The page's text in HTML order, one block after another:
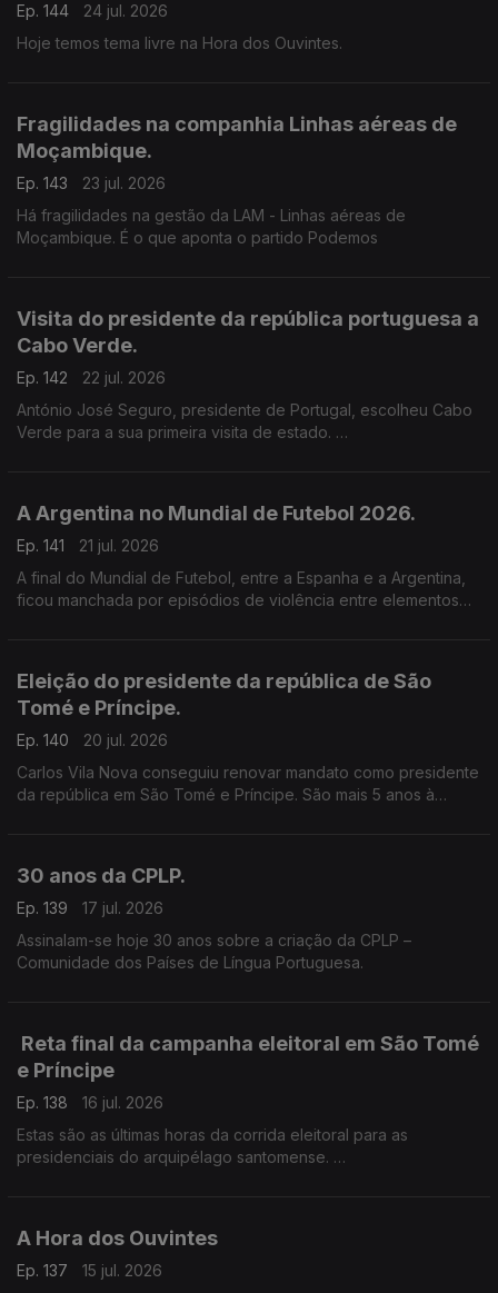
Ep. 144
24 jul. 2026
Hoje temos tema livre na Hora dos Ouvintes.
Fragilidades na companhia Linhas aéreas de
Moçambique.
Ep. 143
23 jul. 2026
Há fragilidades na gestão da LAM - Linhas aéreas de
Moçambique. É o que aponta o partido Podemos
Visita do presidente da república portuguesa a
Cabo Verde.
Ep. 142
22 jul. 2026
António José Seguro, presidente de Portugal, escolheu Cabo
Verde para a sua primeira visita de estado.
A Argentina no Mundial de Futebol 2026.
Ep. 141
21 jul. 2026
A final do Mundial de Futebol, entre a Espanha e a Argentina,
ficou manchada por episódios de violência entre elementos
Eleição do presidente da república de São
Tomé e Príncipe.
Ep. 140
20 jul. 2026
Carlos Vila Nova conseguiu renovar mandato como presidente
da república em São Tomé e Príncipe. São mais 5 anos à
30 anos da CPLP.
Ep. 139
17 jul. 2026
Assinalam-se hoje 30 anos sobre a criação da CPLP –
Comunidade dos Países de Língua Portuguesa.
Reta final da campanha eleitoral em São Tomé
e Príncipe
Ep. 138
16 jul. 2026
Estas são as últimas horas da corrida eleitoral para as
presidenciais do arquipélago santomense.
A Hora dos Ouvintes
Ep. 137 15 jul. 2026